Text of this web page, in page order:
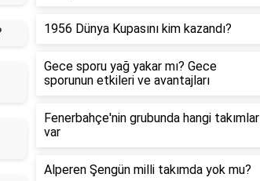
1956 Dünya Kupasını kim kazandı?
Gece sporu yağ yakar mı? Gece
sporunun etkileri ve avantajları
Fenerbahçe'nin grubunda hangi takımlar
var
Alperen Şengün milli takımda yok mu?